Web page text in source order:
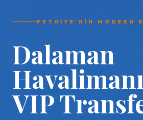
FETHIYE'NIN MODERN
Dalaman
VIP